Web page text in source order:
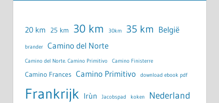
20 km 25 km 30 km 30km 35 km België
brander Camino del Norte
Camino del Norte. Camino Primitivo Camino Finisterre
Camino Frances Camino Primitivo download ebook pdf
Frankrijk Irùn Jacobspad koken Nederland